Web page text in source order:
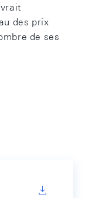
des prix
de ses